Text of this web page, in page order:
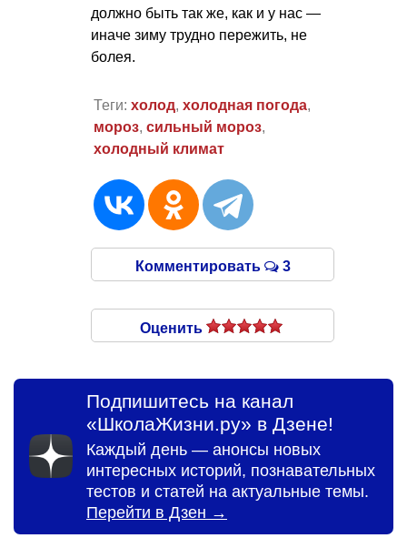
должно быть так же, как и у нас —
иначе зиму трудно пережить, не
болея.
Теги: холод, холодная погода,
мороз, сильный мороз,
холодный климат
Комментировать 3
Оценить
Подпишитесь на канал
«ШколаЖизни.ру» в Дзене!
Каждый день — анонсы новых
интересных историй, познавательных
тестов и статей на актуальные темы.
Перейти в Дзен →